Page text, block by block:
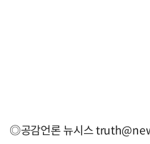
◎공감언론 뉴시스